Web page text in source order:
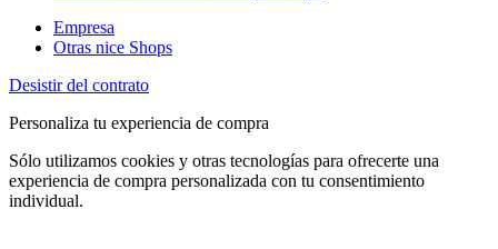
Empresa
Otras nice Shops
Desistir del contrato
Personaliza tu experiencia de compra
Sólo utilizamos cookies y otras tecnologías para ofrecerte una
experiencia de compra personalizada con tu consentimiento
individual.